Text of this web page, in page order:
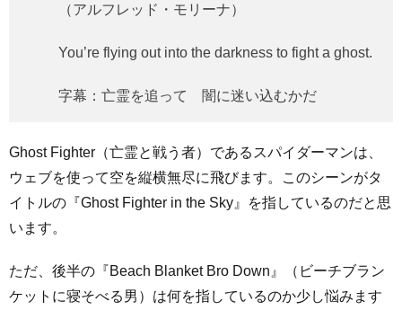
（アルフレッド・モリーナ）
You’re flying out into the darkness to fight a ghost.
字幕：亡霊を追って 闇に迷い込むかだ
Ghost Fighter（亡霊と戦う者）であるスパイダーマンは、
ウェブを使って空を縦横無尽に飛びます。このシーンがタ
イトルの『Ghost Fighter in the Sky』を指しているのだと思
います。
ただ、後半の『Beach Blanket Bro Down』（ビーチブラン
ケットに寝そべる男）は何を指しているのか少し悩みます